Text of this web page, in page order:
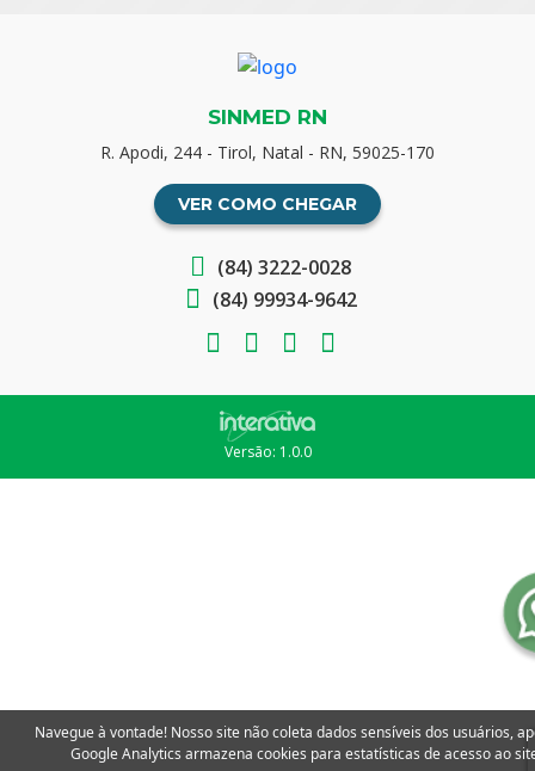
SINMED RN
R. Apodi, 244 - Tirol, Natal - RN, 59025-170
VER COMO CHEGAR
(84) 3222-0028
(84) 99934-9642
Versão: 1.0.0
Navegue à vontade! Nosso site não coleta dados sensíveis dos usuários,
Google Analytics armazena cookies para estatísticas de acesso ao